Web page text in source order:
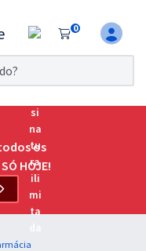
0
da
os
HOJE!